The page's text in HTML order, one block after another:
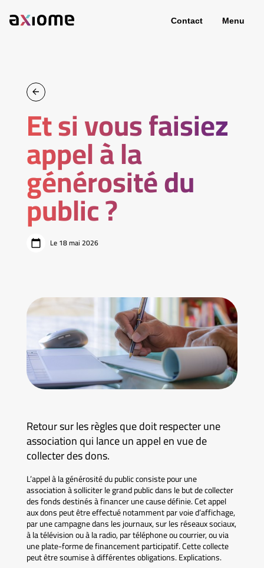
Contact Menu
Et si vous faisiez
appel à la
générosité du
public ?
Le 18 mai 2026
Retour sur les règles que doit respecter une
association qui lance un appel en vue de
collecter des dons.
L’appel à la générosité du public consiste pour une
association à solliciter le grand public dans le but de collecter
des fonds destinés à financer une cause définie. Cet appel
aux dons peut être effectué notamment par voie d’affichage,
par une campagne dans les journaux, sur les réseaux sociaux,
à la télévision ou à la radio, par téléphone ou courrier, ou via
une plate-forme de financement participatif. Cette collecte
peut être soumise à différentes obligations. Explications.